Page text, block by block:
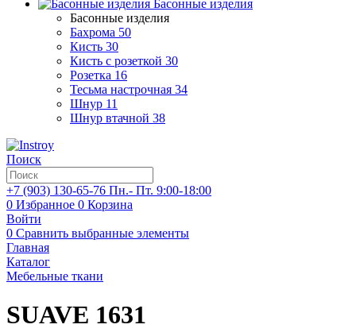
Басонные изделия
Басонные изделия
Бахрома 50
Кисть 30
Кисть с розеткой 30
Розетка 16
Тесьма настрочная 34
Шнур 11
Шнур втачной 38
Поиск
+7 (903) 130-65-76 Пн.- Пт. 9:00-18:00
0 Избранное 0 Корзина
Войти
0 Сравнить выбранные элементы
Главная
Каталог
Мебельные ткани
SUAVE 1631